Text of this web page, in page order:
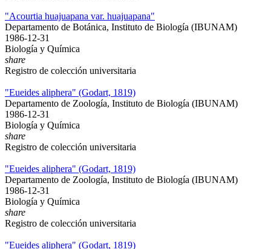
"Acourtia huajuapana var. huajuapana"
Departamento de Botánica, Instituto de Biología (IBUNAM)
1986-12-31
Biología y Química
share
Registro de colección universitaria
"Eueides aliphera" (Godart, 1819)
Departamento de Zoología, Instituto de Biología (IBUNAM)
1986-12-31
Biología y Química
share
Registro de colección universitaria
"Eueides aliphera" (Godart, 1819)
Departamento de Zoología, Instituto de Biología (IBUNAM)
1986-12-31
Biología y Química
share
Registro de colección universitaria
"Eueides aliphera" (Godart, 1819)